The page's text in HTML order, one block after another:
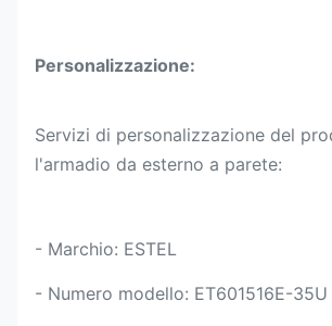
Personalizzazione:
Servizi di personalizzazione del
l'armadio da esterno a parete:
- Marchio: ESTEL
- Numero modello: ET601516E-35U